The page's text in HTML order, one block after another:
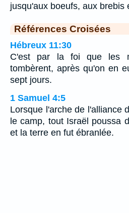
jusqu'aux boeufs, aux
Références Croisées
Hébreux 11:30
C'est par la foi que les
tombèrent, après qu'on en
sept jours.
1 Samuel 4:5
Lorsque l'arche de l'alliance
le camp, tout Israël poussa
et la terre en fut ébranlée.